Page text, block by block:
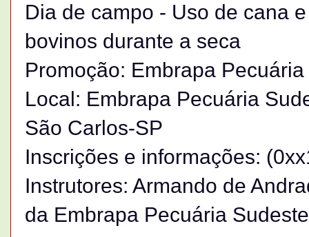
Dia de campo - Uso de cana
bovinos durante a seca
Promoção: Embrapa
Local: Embrapa Pecuária
São Carlos-SP
Inscrições e informações:
Instrutores: Armando de
da Embrapa Pecuária